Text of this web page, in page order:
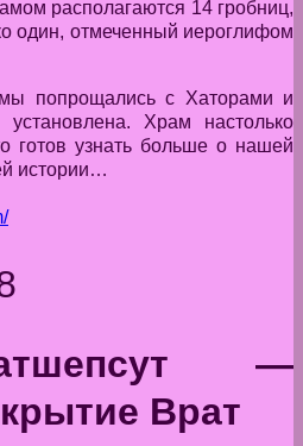
располагаются 14 гробниц,
один, отмеченный иероглифом
попрощались с Хаторами и
Храм настолько
готов узнать больше о нашей
истории…
—
Врат